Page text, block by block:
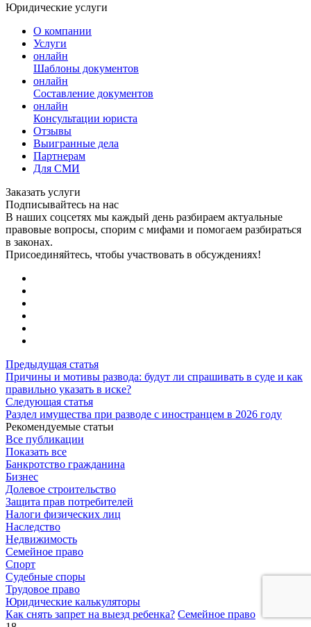
Юридические услуги
О компании
Услуги
онлайн
Шаблоны документов
онлайн
Составление документов
онлайн
Консультации юриста
Отзывы
Выигранные дела
Партнерам
Для СМИ
Заказать услуги
Подписывайтесь на нас
В наших соцсетях мы каждый день разбираем актуальные
правовые вопросы, спорим с мифами и помогаем разбираться
в законах.
Присоединяйтесь, чтобы участвовать в обсуждениях!
Предыдущая статья
Причины и мотивы развода: будут ли спрашивать в суде и как
правильно указать в иске?
Следующая статья
Раздел имущества при разводе с иностранцем в 2026 году
Рекомендуемые статьи
Все публикации
Показать все
Банкротство гражданина
Бизнес
Долевое строительство
Защита прав потребителей
Налоги физических лиц
Наследство
Недвижимость
Семейное право
Спорт
Судебные споры
Трудовое право
Юридические калькуляторы
Как снять запрет на выезд ребенка? Семейное право